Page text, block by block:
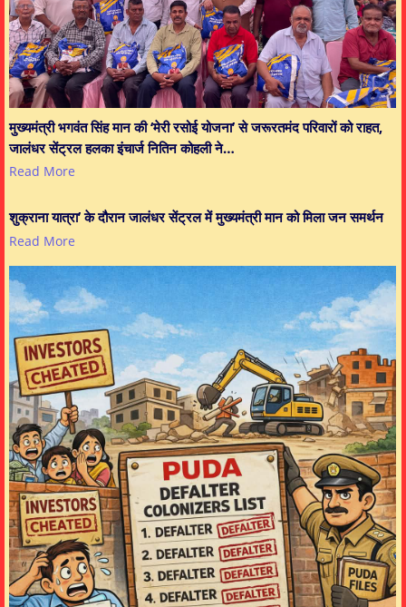
मुख्यमंत्री भगवंत सिंह मान की ‘मेरी रसोई योजना’ से जरूरतमंद परिवारों को राहत,
जालंधर सेंट्रल हलका इंचार्ज नितिन कोहली ने…
Read More
शुक्राना यात्रा’ के दौरान जालंधर सेंट्रल में मुख्यमंत्री मान को मिला जन समर्थन
Read More